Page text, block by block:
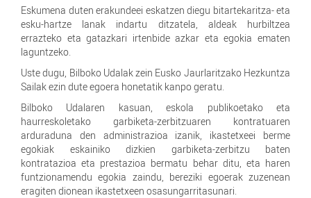
Eskumena duten erakundeei eskatzen diegu bitartekaritza- eta
esku-hartze lanak indartu ditzatela, aldeak hurbiltzea
errazteko eta gatazkari irtenbide azkar eta egokia ematen
laguntzeko.
Uste dugu, Bilboko Udalak zein Eusko Jaurlaritzako Hezkuntza
Sailak ezin dute egoera honetatik kanpo geratu.
Bilboko Udalaren kasuan, eskola publikoetako eta
haurreskoletako garbiketa-zerbitzuaren kontratuaren
arduraduna den administrazioa izanik, ikastetxeei berme
egokiak eskainiko dizkien garbiketa-zerbitzu baten
kontratazioa eta prestazioa bermatu behar ditu, eta haren
funtzionamendu egokia zaindu, bereziki egoerak zuzenean
eragiten dionean ikastetxeen osasungarritasunari.